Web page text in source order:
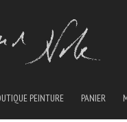
PEINTURE PANIER